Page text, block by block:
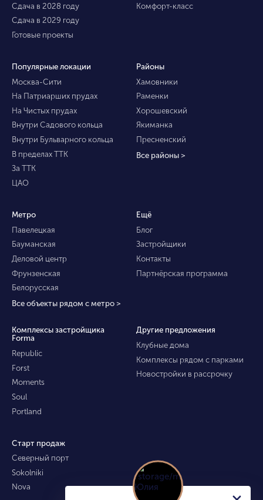
Сдача в 2028 году
Сдача в 2029 году
Готовые проекты
Комфорт-класс
Популярные локации
Москва-Сити
На Патриарших прудах
На Чистых прудах
Внутри Садового кольца
Внутри Бульварного кольца
В пределах ТТК
За ТТК
ЦАО
Районы
Хамовники
Раменки
Хорошевский
Якиманка
Пресненский
Все районы >
Метро
Павелецкая
Бауманская
Деловой центр
Фрунзенская
Белорусская
Все объекты рядом с метро >
Ещё
Блог
Застройщики
Контакты
Партнёрская программа
Комплексы застройщика
Forma
Republic
Forst
Moments
Soul
Portland
Другие предложения
Клубные дома
Комплексы рядом с парками
Новостройки в рассрочку
Старт продаж
Северный порт
Sokolniki
Nova